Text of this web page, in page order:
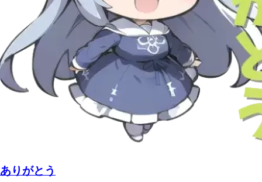
ありがとう